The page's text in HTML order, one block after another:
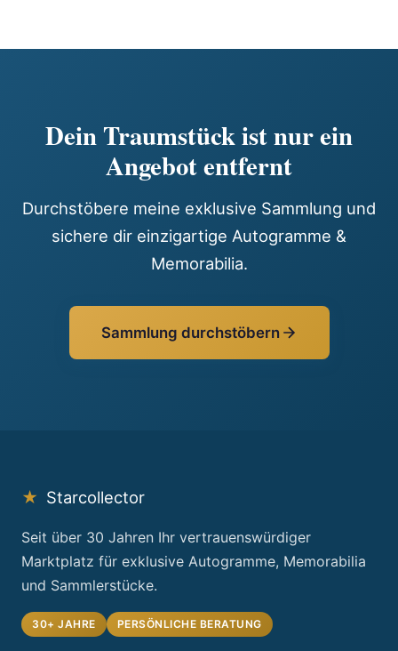
Dein Traumstück ist nur ein
Angebot entfernt
Durchstöbere meine exklusive Sammlung und
sichere dir einzigartige Autogramme &
Memorabilia.
Sammlung durchstöbern
★ Starcollector
Seit über 30 Jahren Ihr vertrauenswürdiger
Marktplatz für exklusive Autogramme, Memorabilia
und Sammlerstücke.
30+ JAHRE PERSÖNLICHE BERATUNG